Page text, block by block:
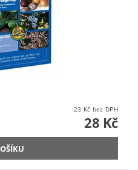
23 Kč bez DPH
28 Kč